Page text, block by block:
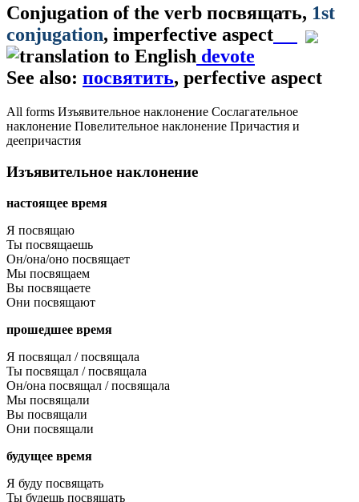
Conjugation of the verb посвящать, 1st
conjugation, imperfective aspect
devote
See also: посвятить, perfective aspect
All forms Изъявительное наклонение Сослагательное
наклонение Повелительное наклонение Причастия и
деепричастия
Изъявительное наклонение
настоящее время
Я посвящаю
Ты посвящаешь
Он/она/оно посвящает
Мы посвящаем
Вы посвящаете
Они посвящают
прошедшее время
Я посвящал / посвящала
Ты посвящал / посвящала
Он/она посвящал / посвящала
Мы посвящали
Вы посвящали
Они посвящали
будущее время
Я буду посвящать
Ты будешь посвящать